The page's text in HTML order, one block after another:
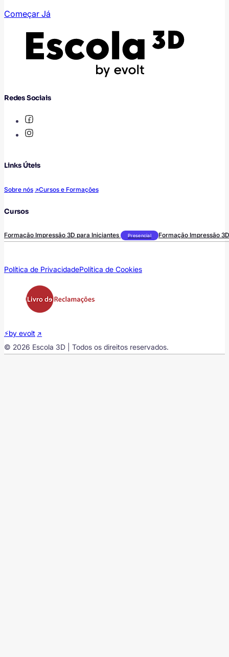
Começar Já
Redes Sociais
Links Úteis
Sobre nós Cursos e Formações
Cursos
Formação Impressão 3D para Iniciantes Presencial Formação Impressão
Política de PrivacidadePolítica de Cookies
⚡by evolt
© 2026 Escola 3D | Todos os direitos reservados.